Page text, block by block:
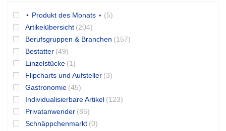
⋆ Produkt des Monats ⋆ (5)
Artikelübersicht (204)
Berufsgruppen & Branchen (157)
Bestatter (49)
Einzelstücke (1)
Flipcharts und Aufsteller (3)
Gastronomie (45)
Individualisierbare Artikel (123)
Privatanwender (85)
Schnäppchenmarkt (0)